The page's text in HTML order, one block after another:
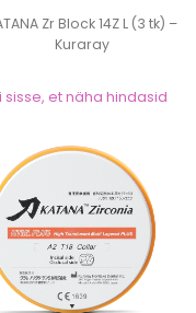
Zr Block 14Z L (3 tk) –
Kuraray
sisse, et näha hindasid